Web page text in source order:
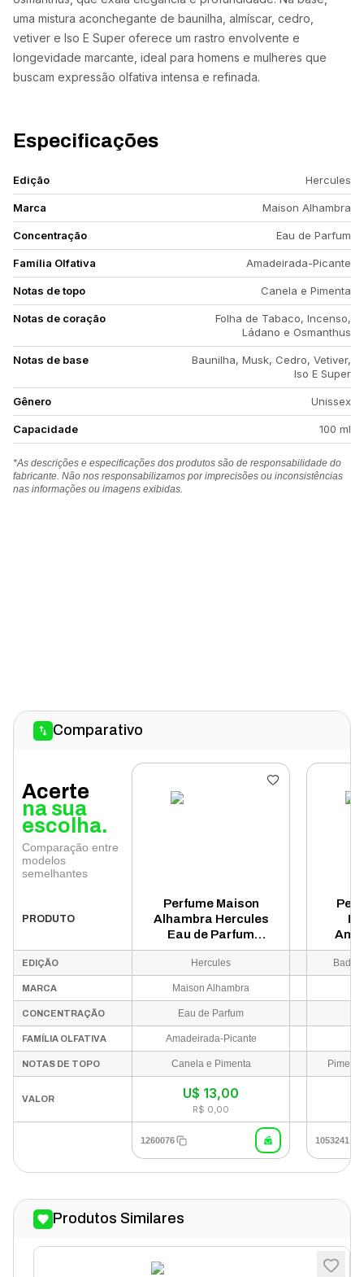
uma mistura aconchegante de baunilha, almíscar, cedro,
vetiver e Iso E Super oferece um rastro envolvente e
longevidade marcante, ideal para homens e mulheres que
buscam expressão olfativa intensa e refinada.
Especificações
Edição Hercules
Marca Maison Alhambra
Concentração Eau de Parfum
Família Olfativa Amadeirada-Picante
Notas de topo Canela e Pimenta
Notas de coração
Folha de Tabaco, Incenso,
Ládano e Osmanthus
Notas de base
Baunilha, Musk, Cedro, Vetiver,
Iso E Super
Gênero Unissex
Capacidade 100 ml
*As descrições e especificações dos produtos são de responsabilidade do
fabricante. Não nos responsabilizamos por imprecisões ou inconsistências
nas informações ou imagens exibidas.
Comparativo
Acerte
na sua
escolha.
Comparação entre
modelos
semelhantes
PRODUTO
Perfume Maison
Alhambra Hercules
Eau de Parfum
Unissex 100ml
EDIÇÃO Hercules
MARCA Maison Alhambra
CONCENTRAÇÃO Eau de Parfum
FAMÍLIA OLFATIVA Amadeirada-Picante
NOTAS DE TOPO Canela e Pimenta
VALOR U$ 13,00
R$ 0,00
1260076 1053241
Produtos Similares